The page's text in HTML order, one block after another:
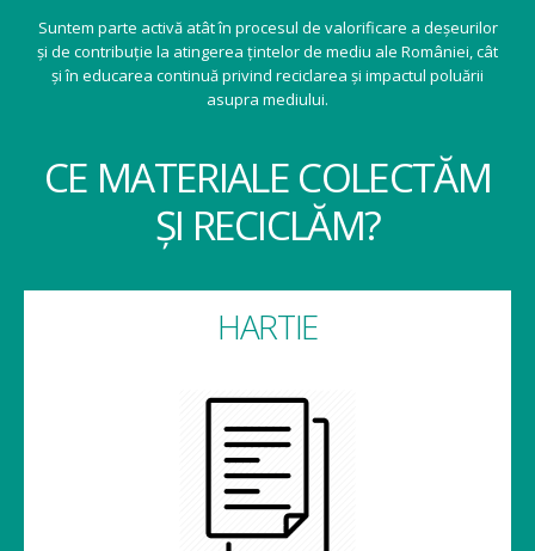
Suntem parte activă atât în procesul de valorificare a deșeurilor
și de contribuție la atingerea țintelor de mediu ale României, cât
și în educarea continuă privind reciclarea și impactul poluării
asupra mediului.
CE MATERIALE COLECTĂM
ȘI RECICLĂM?
HARTIE